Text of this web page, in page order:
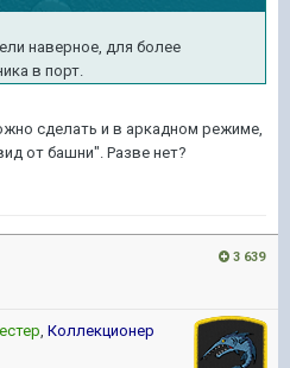
наверное, для более
в порт.
сделать и в аркадном режиме,
от башни". Разве нет?
3 639
, Коллекционер